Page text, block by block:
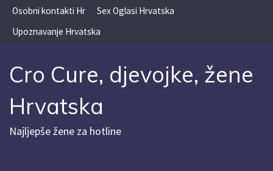
Skip
content
Osobni kontakti Hr
Sex Oglasi Hrvatska
Upoznavanje Hrvatska
Cro Cure, djevojke, žene
Hrvatska
Najljepše žene za hotline